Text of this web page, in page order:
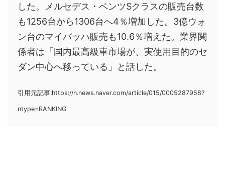
した。メルセデス・ベンツSクラスの販売台数
も1256台から1306台へ4％増加した。3億ウォ
ン台のマイバッハ販売も10.6％増えた。業界関
係者は「国内最高級車市場が、実使用目的のセ
ダン中心へ移っている」と話した。
引用元記事:https://n.news.naver.com/article/015/0005287958?
ntype=RANKING